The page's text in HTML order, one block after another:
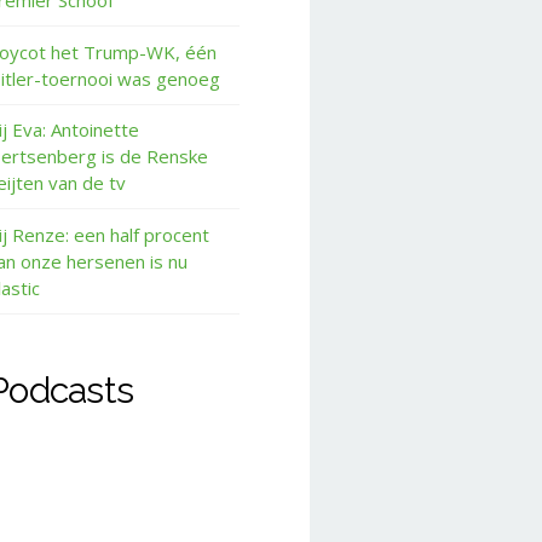
het Trump-WK, één
toernooi was genoeg
Eva: Antoinette
is de Renske
van de tv
Renze: een half procent
onze hersenen is nu